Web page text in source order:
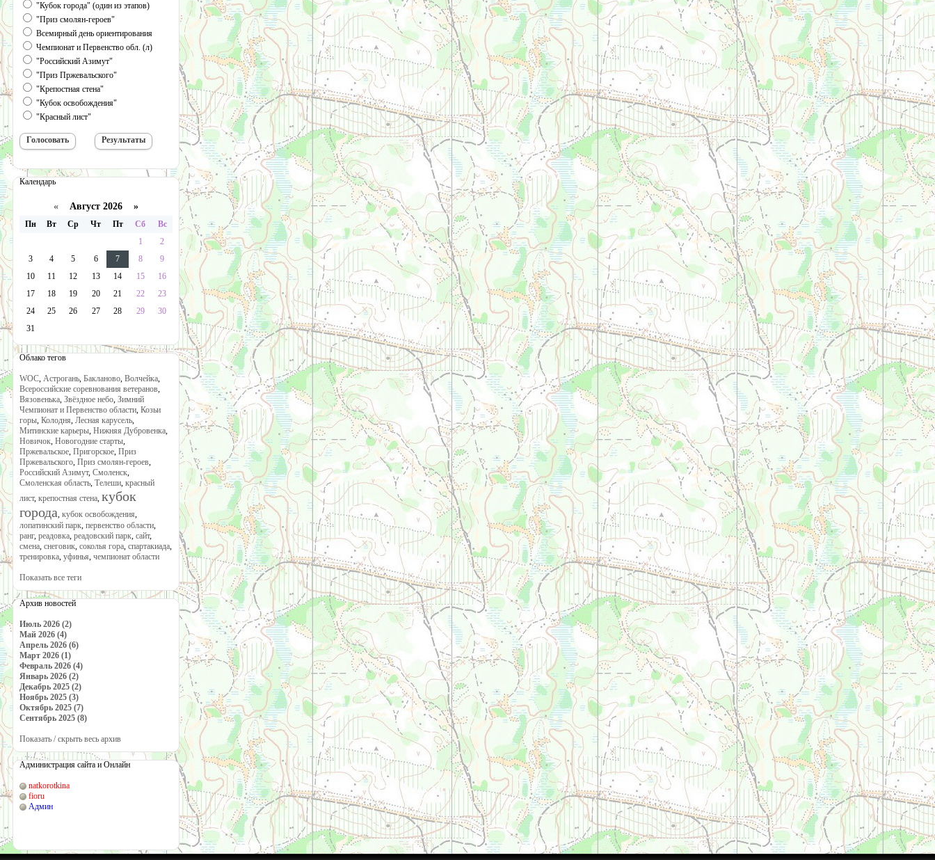
"Кубок города" (один из этапов)
"Приз смолян-героев"
Всемирный день ориентирования
Чемпионат и Первенство обл. (л)
"Российский Азимут"
"Приз Пржевальского"
"Крепостная стена"
"Кубок освобождения"
"Красный лист"
Календарь
« Август 2026 »
Пн Вт Ср Чт Пт Сб
Вс
1
2
3
4 5 6 7 8
9
10
11 12 13 14 15
16
17
18 19 20 21 22
23
24
25 26 27 28 29
30
31
Облако тегов
WOC, Астрогань, Бакланово, Волчейка,
Всероссийские соревнования ветеранов,
Вязовенька, Звёздное небо, Зимний
Чемпионат и Первенство области, Козьи
горы, Колодня, Лесная карусель,
Митинские карьеры, Нижняя Дубровенка,
Новичок, Новогодние старты,
Пржевальское, Пригорское, Приз
Пржевальского, Приз смолян-героев,
Российский Азимут, Смоленск,
Смоленская область, Телеши, красный
лист, крепостная стена, кубок
города, кубок освобождения,
лопатинский парк, первенство области,
ранг, реадовка, реадовский парк, сайт,
смена, снеговик, соколья гора, спартакиада,
тренировка, уфинья, чемпионат области
Показать все теги
Архив новостей
Июль 2026 (2)
Май 2026 (4)
Апрель 2026 (6)
Март 2026 (1)
Февраль 2026 (4)
Январь 2026 (2)
Декабрь 2025 (2)
Ноябрь 2025 (3)
Октябрь 2025 (7)
Сентябрь 2025 (8)
Показать / скрыть весь архив
Администрация сайта и Онлайн
natkorotkina
fioru
Админ